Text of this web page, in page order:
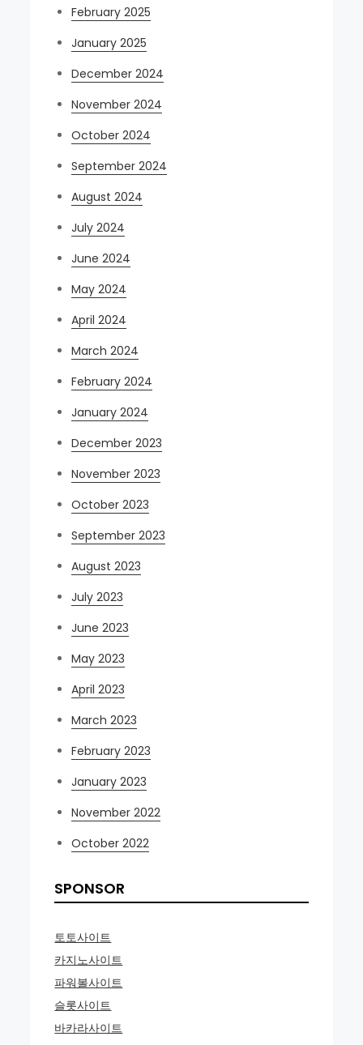
February 2025
January 2025
December 2024
November 2024
October 2024
September 2024
August 2024
July 2024
June 2024
May 2024
April 2024
March 2024
February 2024
January 2024
December 2023
November 2023
October 2023
September 2023
August 2023
July 2023
June 2023
May 2023
April 2023
March 2023
February 2023
January 2023
November 2022
October 2022
SPONSOR
토토사이트
카지노사이트
파워볼사이트
슬롯사이트
바카라사이트